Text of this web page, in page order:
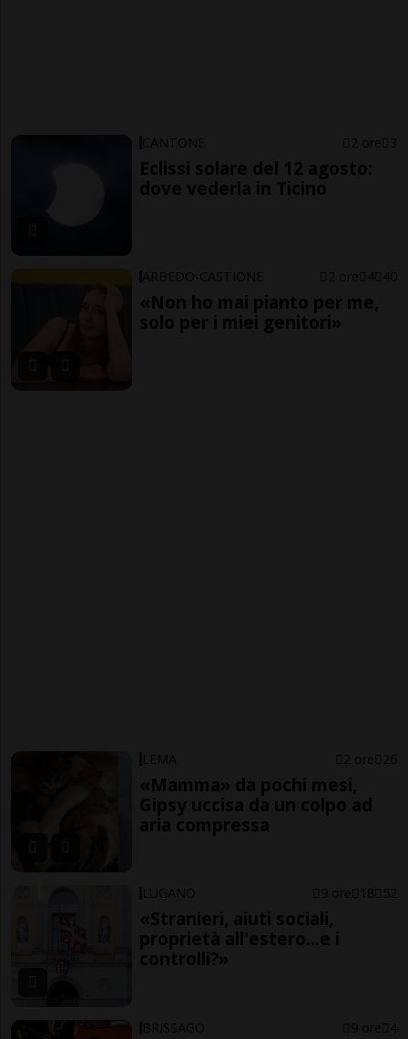
CANTONE 2 ore 3
Eclissi solare del 12 agosto:
dove vederla in Ticino
ARBEDO-CASTIONE 2 ore 4 40
«Non ho mai pianto per me,
solo per i miei genitori»
LEMA 2 ore 26
«Mamma» da pochi mesi,
Gipsy uccisa da un colpo ad
aria compressa
LUGANO 9 ore 18 52
«Stranieri, aiuti sociali,
proprietà all'estero...e i
controlli?»
BRISSAGO 9 ore 4